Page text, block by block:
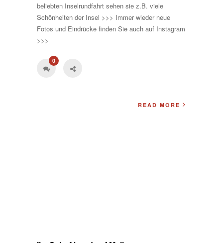
beliebten Inselrundfahrt sehen sie z.B. viele
Schönheiten der Insel >>> Immer wieder neue
Fotos und Eindrücke finden Sie auch auf Instagram
>>>
0
READ MORE